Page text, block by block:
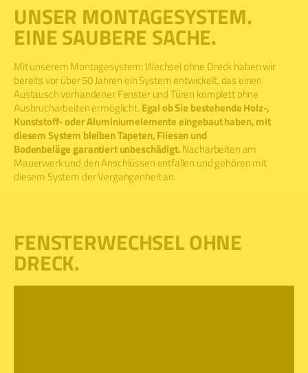
UNSER MONTAGESYSTEM.
EINE SAUBERE SACHE.
Mit unserem Montagesystem: Wechsel ohne Dreck haben wir
bereits vor über 50 Jahren ein System entwickelt, das einen
Austausch vorhandener Fenster und Türen komplett ohne
Ausbrucharbeiten ermöglicht. Egal ob Sie bestehende Holz-,
Kunststoff- oder Aluminiumelemente eingebaut haben, mit
diesem System bleiben Tapeten, Fliesen und
Bodenbeläge garantiert unbeschädigt.Nacharbeiten am
Mauerwerk und den Anschlüssen entfallen und gehören mit
diesem System der Vergangenheit an.
FENSTERWECHSEL OHNE
DRECK.